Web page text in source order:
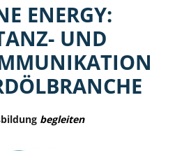
ENERGY:
UND
begleiten